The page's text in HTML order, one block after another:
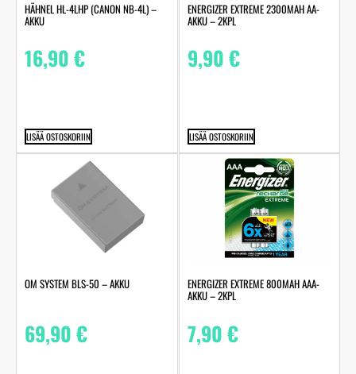
HÄHNEL HL-4LHP (CANON NB-4L) –
AKKU
16,90€
LISÄÄ OSTOSKORIIN
ENERGIZER EXTREME 2300MAH AA-
AKKU – 2KPL
9,90€
LISÄÄ OSTOSKORIIN
OM SYSTEM BLS-50 – AKKU
69,90€
ENERGIZER EXTREME 800MAH AAA-
AKKU – 2KPL
7,90€